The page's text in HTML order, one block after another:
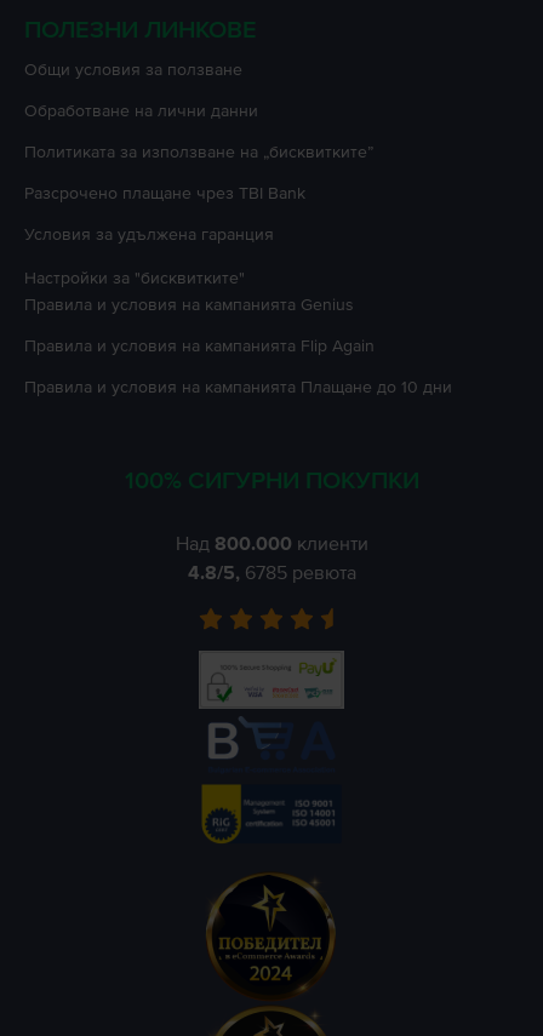
ПОЛЕЗНИ ЛИНКОВЕ
Oбщи условия за ползване
Oбработване на лични данни
Политиката за използване на „бисквитките”
Разсрочено плащане чрез TBI Bank
Условия за удължена гаранция
Настройки за "бисквитките"
Правила и условия на кампанията Genius
Правила и условия на кампанията Flip Again
Правила и условия на кампанията Плащане до 10 дни
100% СИГУРНИ ПОКУПКИ
Над 800.000 клиенти
4.8/5, 6785 ревюта